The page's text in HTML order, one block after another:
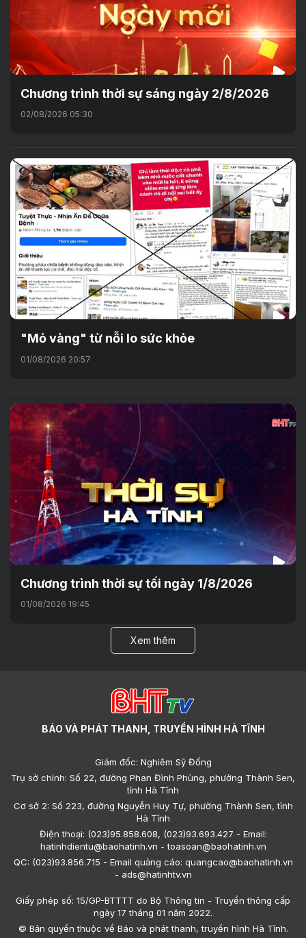
Chương trình thời sự sáng ngày 2/8/2026
02/08/2026 05:30
"Mỏ vàng" từ nỗi lo sức khỏe
01/08/2026 20:57
Chương trình thời sự tối ngày 1/8/2026
01/08/2026 19:45
Xem thêm
BÁO VÀ PHÁT THANH, TRUYỀN HÌNH HÀ TĨNH
Giám đốc: Nghiêm Sỹ Đống
Trụ sở chính: Số 22, đường Phan Đình Phùng, phường Thành Sen,
tỉnh Hà Tĩnh
Cơ sở 2: Số 223, đường Nguyễn Huy Tự, phường Thành Sen, tỉnh
Hà Tĩnh
Điện thoại: (023)95.858.608, (023)93.693.427 - Email:
hatinhdientu@baohatinh.vn - toasoan@baohatinh.vn
QC: (023)93.856.715 - Email quảng cáo: quangcao@baohatinh.vn
- ads@hatinhtv.vn
Giấy phép số: 15/GP-BTTTT do Bộ Thông tin - Truyền thông cấp
ngày 17 tháng 01 năm 2022.
© Bản quyền thuộc về Báo và phát thanh, truyền hình Hà Tĩnh.